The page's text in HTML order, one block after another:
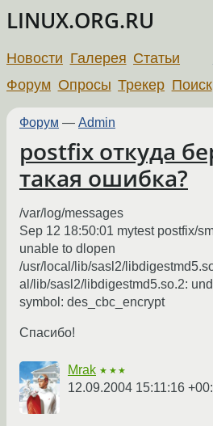
LINUX.ORG.RU
Новости Галерея Статьи
Форум Опросы Трекер Поиск
Форум — Admin
postfix откуда
такая ошибка?
/var/log/messages
Sep 12 18:50:01 mytest postfix/
unable to dlopen
/usr/local/lib/sasl2/
al/lib/sasl2/libdigestmd5.so.2:
symbol: des_cbc_encrypt
Спасибо!
Mrak ★★★
12.09.2004 15:11:16